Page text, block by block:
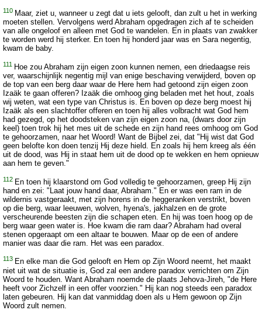
110 Maar, ziet u, wanneer u zegt dat u iets gelooft, dan zult u het in werking
moeten stellen. Vervolgens werd Abraham opgedragen zich af te scheiden
van alle ongeloof en alleen met God te wandelen. En in plaats van zwakker
te worden werd hij sterker. En toen hij honderd jaar was en Sara negentig,
kwam de baby.
111 Hoe zou Abraham zijn eigen zoon kunnen nemen, een driedaagse reis
ver, waarschijnlijk negentig mijl van enige beschaving verwijderd, boven op
de top van een berg daar waar de Here hem had getoond zijn eigen zoon
Izaäk te gaan offeren? Izaäk die omhoog ging beladen met het hout, zoals
wij weten, wat een type van Christus is. En boven op deze berg moest hij
Izaäk als een slachtoffer offeren en toen hij alles volbracht wat God hem
had gezegd, op het doodsteken van zijn eigen zoon na, (dwars door zijn
keel) toen trok hij het mes uit de schede en zijn hand rees omhoog om God
te gehoorzamen, naar het Woord! Want de Bijbel zei, dat "Hij wist dat God
geen belofte kon doen tenzij Hij deze hield. En zoals hij hem kreeg als één
uit de dood, was Hij in staat hem uit de dood op te wekken en hem opnieuw
aan hem te geven."
112 En toen hij klaarstond om God volledig te gehoorzamen, greep Hij zijn
hand en zei: "Laat jouw hand daar, Abraham." En er was een ram in de
wildernis vastgeraakt, met zijn horens in de heggeranken verstrikt, boven
op die berg, waar leeuwen, wolven, hyena's, jakhalzen en de grote
verscheurende beesten zijn die schapen eten. En hij was toen hoog op de
berg waar geen water is. Hoe kwam die ram daar? Abraham had overal
stenen opgeraapt om een altaar te bouwen. Maar op de een of andere
manier was daar die ram. Het was een paradox.
113 En elke man die God gelooft en Hem op Zijn Woord neemt, het maakt
niet uit wat de situatie is, God zal een andere paradox verrichten om Zijn
Woord te houden. Want Abraham noemde de plaats Jehova-Jireh, "de Here
heeft voor Zichzelf in een offer voorzien." Hij kan nog steeds een paradox
laten gebeuren. Hij kan dat vanmiddag doen als u Hem gewoon op Zijn
Woord zult nemen.